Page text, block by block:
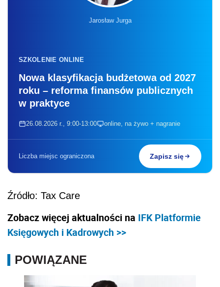
Jarosław Jurga
SZKOLENIE ONLINE
Nowa klasyfikacja budżetowa od 2027
roku – reforma finansów publicznych
w praktyce
26.08.2026 r., 9:00-13:00 online, na żywo + nagranie
Liczba miejsc ograniczona Zapisz się
Źródło: Tax Care
Zobacz więcej aktualności na IFK Platformie
Księgowych i Kadrowych >>
POWIĄZANE